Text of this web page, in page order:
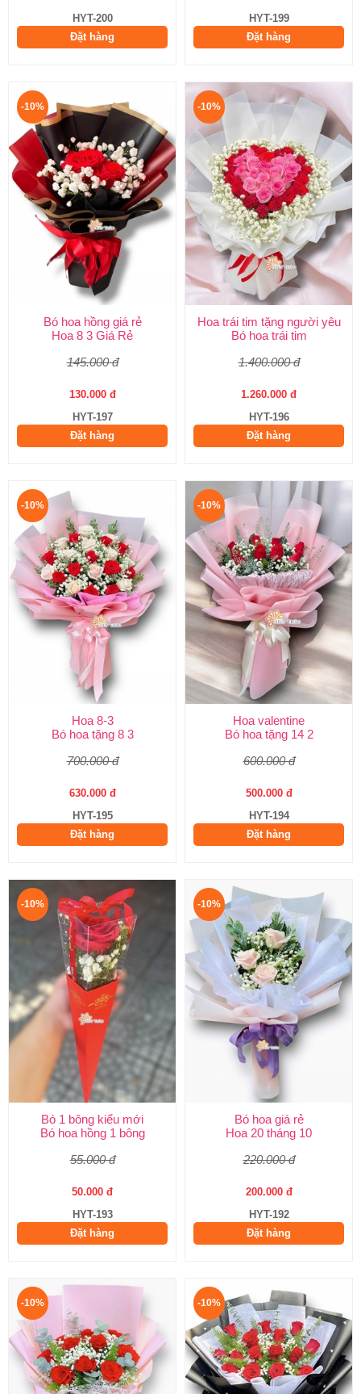
HYT-200
Đặt hàng
HYT-199
Đặt hàng
-10%
Bó hoa hồng giá rẻ
Hoa 8 3 Giá Rẻ
145.000 đ
130.000 đ
HYT-197
Đặt hàng
-10%
Hoa trái tim tặng người yêu
Bó hoa trái tim
1.400.000 đ
1.260.000 đ
HYT-196
Đặt hàng
-10%
Hoa 8-3
Bó hoa tặng 8 3
700.000 đ
630.000 đ
HYT-195
Đặt hàng
-10%
Hoa valentine
Bó hoa tặng 14 2
600.000 đ
500.000 đ
HYT-194
Đặt hàng
-10%
Bó 1 bông kiểu mới
Bó hoa hồng 1 bông
55.000 đ
50.000 đ
HYT-193
Đặt hàng
-10%
Bó hoa giá rẻ
Hoa 20 tháng 10
220.000 đ
200.000 đ
HYT-192
Đặt hàng
-10% -10%